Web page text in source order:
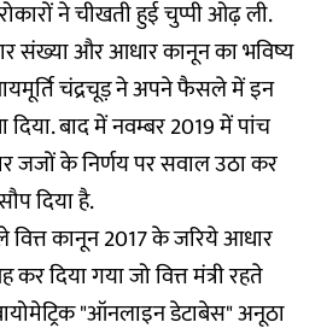
ने चीखती हुई चुप्पी ओढ़ ली.
संख्या और आधार कानून का भविष्य
चंद्रचूड़ ने अपने फैसले में इन
बाद में नवम्बर 2019 में पांच
जजों के निर्णय पर सवाल उठा कर
दिया है.
कानून 2017 के जरिये आधार
दिया गया जो वित्त मंत्री रहते
"ऑनलाइन डेटाबेस" अनूठा